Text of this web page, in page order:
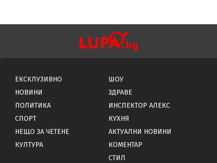
ЕКСКЛУЗИВНО
НОВИНИ
ПОЛИТИКА
СПОРТ
НЕЩО ЗА ЧЕТЕНЕ
КУЛТУРА
ШОУ
ЗДРАВЕ
ИНСПЕКТОР АЛЕКС
КУХНЯ
АКТУАЛНИ НОВИНИ
КОМЕНТАР
СТИЛ